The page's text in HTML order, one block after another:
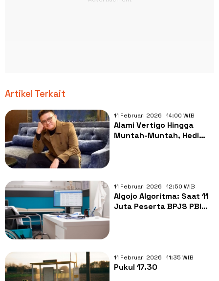
Artikel Terkait
11 Februari 2026 | 14:00 WIB
Alami Vertigo Hingga
Muntah-Muntah, Hedi
11 Februari 2026 | 12:50 WIB
Algojo Algoritma: Saat 11
Juta Peserta BPJS PBI
11 Februari 2026 | 11:35 WIB
Pukul 17.30